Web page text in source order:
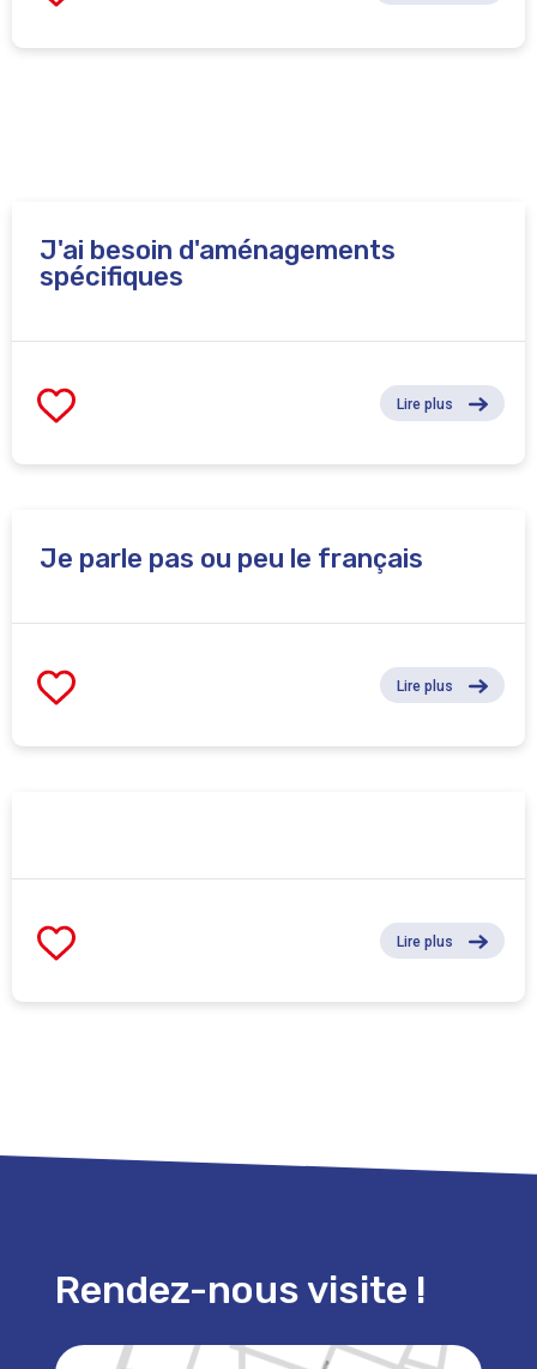
J'ai besoin d'aménagements
spécifiques
Lire plus
Je parle pas ou peu le français
Lire plus
Lire plus
Rendez-nous visite !